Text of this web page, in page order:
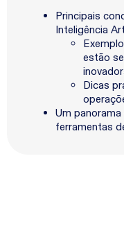
Principais
Inteligência
estão
Dicas
Um
ferramentas